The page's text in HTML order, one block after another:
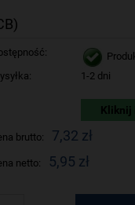
1-2 dni
Kliknij
brutto: 7,32 zł
netto: 5,95 zł